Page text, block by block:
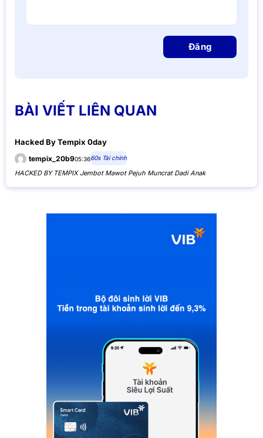
Đăng
BÀI VIẾT LIÊN QUAN
Hacked By Tempix 0day
tempix_20b905:3660s Tài chính
HACKED BY TEMPIX Jembot Mawot Pejuh Muncrat Dadi Anak